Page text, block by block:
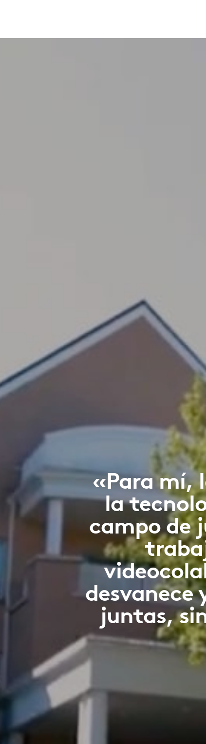
«Para mí,
la
campo de
desvanece
juntas,